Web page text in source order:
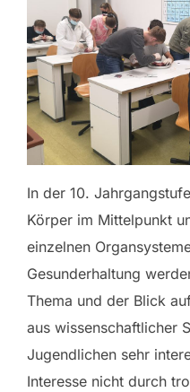
In der 10.
Körper im Mittelpunkt
einzelnen
Gesunderhaltung
Thema und der Blick
aus wissenschaftlicher
Jugendlichen sehr
Interesse nicht durch